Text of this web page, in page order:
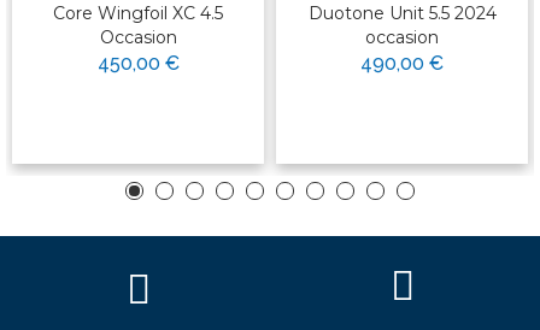
Core Wingfoil XC 4.5
Occasion
450,00 €
Duotone Unit 5.5 2024
occasion
490,00 €